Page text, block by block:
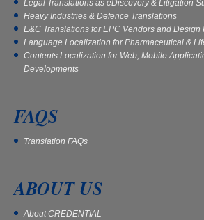
Legal Translations as eDiscovery & Litigation
Heavy Industries & Defence Translations
E&C Translations for EPC Vendors and Design
Language Localization for Pharmaceutical &
Contents Localization for Web, Mobile
Developments
FAQS
Translation FAQs
ABOUT US
About CREDENTIAL